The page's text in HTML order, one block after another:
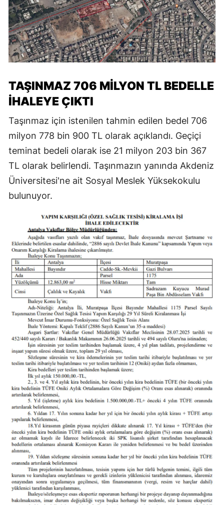
TAŞINMAZ 706 MİLYON TL BEDELLE
İHALEYE ÇIKTI
Taşınmaz için istenilen tahmin edilen bedel 706
milyon 778 bin 900 TL olarak açıklandı. Geçiçi
teminat bedeli olarak ise 21 milyon 203 bin 367
TL olarak belirlendi. Taşınmazın yanında Akdeniz
Üniversitesi'ne ait Sosyal Meslek Yüksekokulu
bulunuyor.